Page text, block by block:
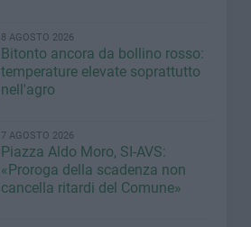
8 AGOSTO 2026
Bitonto ancora da bollino rosso:
temperature elevate soprattutto
nell'agro
7 AGOSTO 2026
Piazza Aldo Moro, SI-AVS:
«Proroga della scadenza non
cancella ritardi del Comune»